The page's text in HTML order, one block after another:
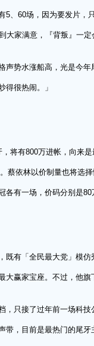
5、60场，因为要发片
大家满意，『背叛』一
声势水涨船高，光是今
得很热闹。」
将有800万进帐，向来
蔡依林以价制量也将选
有一场，价码分别是
既有「全民最大党」模
赢家宝座。不过，他旗
，只接了过年前一场科
，目前是最热门的尾牙